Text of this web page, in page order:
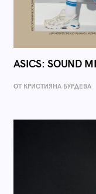
ASICS: SOUND
ОТ КРИСТИЯНА БУРДЕВА